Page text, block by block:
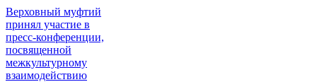
Верховный муфтий
принял участие в
пресс-конференции,
посвященной
межкультурному
взаимодействию